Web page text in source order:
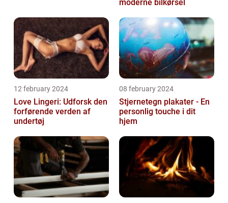
moderne bilkørsel
12 february 2024
Love Lingeri: Udforsk den
forførende verden af
undertøj
08 february 2024
Stjernetegn plakater - En
personlig touche i dit
hjem